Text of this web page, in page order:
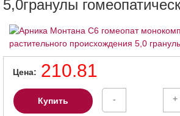
5,0гранулы
Цена 210.81
Купить - +